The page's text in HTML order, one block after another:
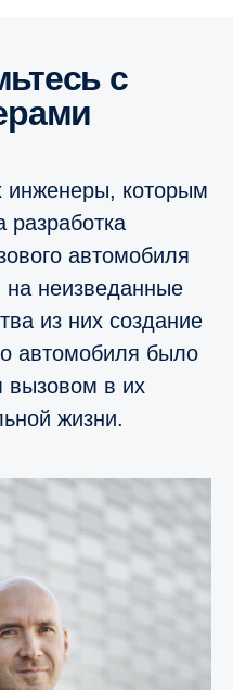
инженеры, которым
разработка
автомобиля
на неизведанные
из них создание
автомобиля было
в их
жизни.